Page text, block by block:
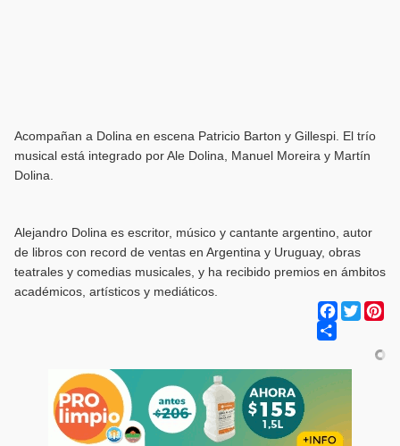
Acompañan a Dolina en escena Patricio Barton y Gillespi. El trío
musical está integrado por Ale Dolina, Manuel Moreira y Martín
Dolina.
Alejandro Dolina es escritor, músico y cantante argentino, autor
de libros con record de ventas en Argentina y Uruguay, obras
teatrales y comedias musicales, y ha recibido premios en ámbitos
académicos, artísticos y mediáticos.
Facebook
Twitter